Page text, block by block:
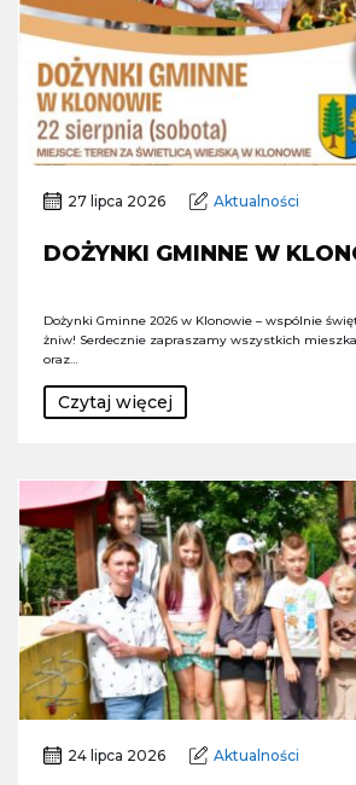
27 lipca 2026 Aktualności
DOŻYNKI GMINNE W
Dożynki Gminne 2026 w Klonowie – wspólnie
żniw! Serdecznie zapraszamy wszystkich
oraz…
Czytaj więcej
24 lipca 2026 Aktualności